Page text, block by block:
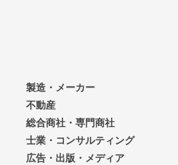
製造・メーカー
不動産
総合商社・専門商社
士業・コンサルティング
広告・出版・メディア